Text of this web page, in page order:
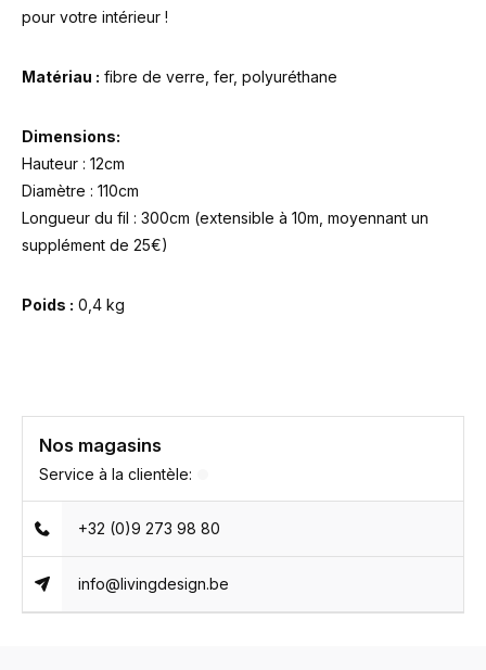
pour votre intérieur !
Matériau : fibre de verre, fer, polyuréthane
Dimensions:
Hauteur : 12cm
Diamètre : 110cm
Longueur du fil : 300cm (extensible à 10m, moyennant un
supplément de 25€)
Poids : 0,4 kg
Nos magasins
Service à la clientèle:
+32 (0)9 273 98 80
info@livingdesign.be